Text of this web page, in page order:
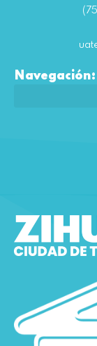
Navegación: